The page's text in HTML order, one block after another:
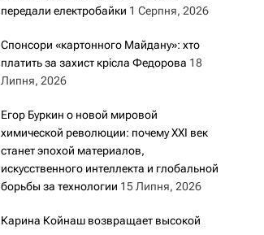
передали електробайки 1 Серпня, 2026
Спонсори «картонного Майдану»: хто
платить за захист крісла Федорова 18
Липня, 2026
Егор Буркин о новой мировой
химической революции: почему XXI век
станет эпохой материалов,
искусственного интеллекта и глобальной
борьбы за технологии 15 Липня, 2026
Карина Койнаш возвращает высокой